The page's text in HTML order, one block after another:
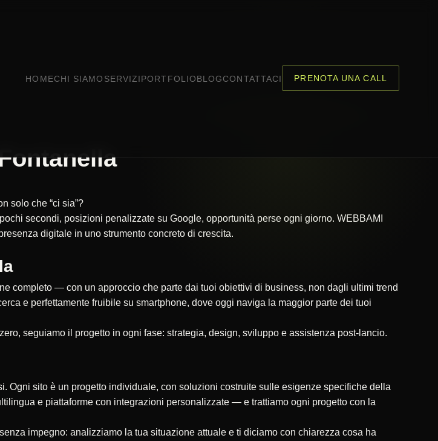
HOMECHI SIAMO SERVIZI PORTFOLIO BLOGCONTATTACI PRENOTA UNA CALL
solo che “ci sia”?
secondi, posizioni penalizzate su Google, opportunità perse ogni giorno. WEBBAMI
digitale in uno strumento concreto di crescita.
completo — con un approccio che parte dai tuoi obiettivi di business, non dagli ultimi trend
e perfettamente fruibile su smartphone, dove oggi naviga la maggior parte dei tuoi
seguiamo il progetto in ogni fase: strategia, design, sviluppo e assistenza post-lancio.
Ogni sito è un progetto individuale, con soluzioni costruite sulle esigenze specifiche della
e piattaforme con integrazioni personalizzate — e trattiamo ogni progetto con la
impegno: analizziamo la tua situazione attuale e ti diciamo con chiarezza cosa ha